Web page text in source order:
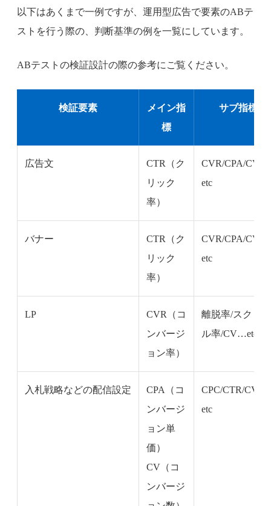
以下はあくまで一例ですが、運用型広告で要素のABテ
ストを行う際の、判断基準の例を一覧にしています。
ABテストの検証設計の際の参考にご覧ください。
検証要素
メイン指
標
サブ指標
広告文
CTR（ク
リック
率）
CVR/CPA/CV…
etc
バナー
CTR（ク
リック
率）
CVR/CPA/CV…
etc
LP
CVR（コ
ンバージ
ョン率）
離脱率/スクロー
ル率/CV…etc
入札戦略などの配信設定
CPA（コ
ンバージ
ョン単
価）
CV（コ
ンバージ
CPC/CTR/
etc